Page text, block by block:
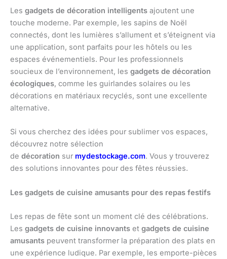
Les gadgets de décoration intelligents ajoutent une
touche moderne. Par exemple, les sapins de Noël
connectés, dont les lumières s’allument et s’éteignent via
une application, sont parfaits pour les hôtels ou les
espaces événementiels. Pour les professionnels
soucieux de l’environnement, les gadgets de décoration
écologiques, comme les guirlandes solaires ou les
décorations en matériaux recyclés, sont une excellente
alternative.
Si vous cherchez des idées pour sublimer vos espaces,
découvrez notre sélection
de décoration sur mydestockage.com. Vous y trouverez
des solutions innovantes pour des fêtes réussies.
Les gadgets de cuisine amusants pour des repas festifs
Les repas de fête sont un moment clé des célébrations.
Les gadgets de cuisine innovants et gadgets de cuisine
amusants peuvent transformer la préparation des plats en
une expérience ludique. Par exemple, les emporte-pièces